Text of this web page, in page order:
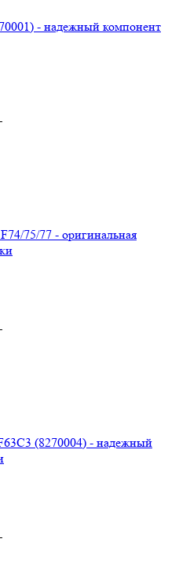
- надежный компонент
75/77 - оригинальная
(8270004) - надежный